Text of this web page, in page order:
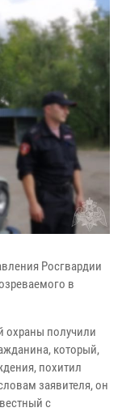
Росгвардии
в
охраны получили
который,
похитил
заявителя, он
с